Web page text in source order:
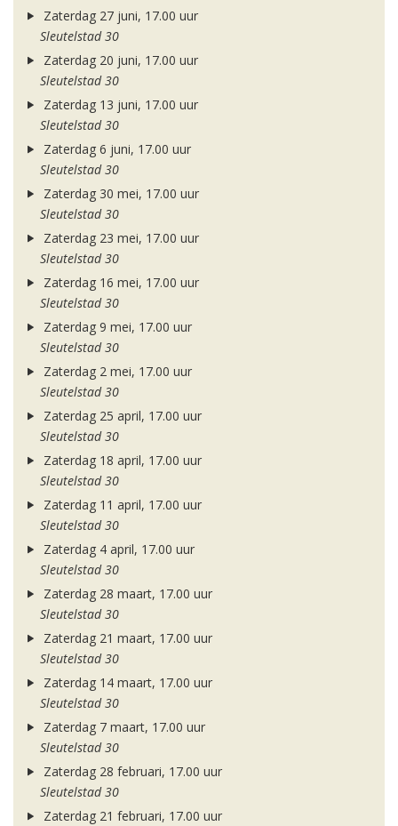
Zaterdag 27 juni, 17.00 uur
Sleutelstad 30
Zaterdag 20 juni, 17.00 uur
Sleutelstad 30
Zaterdag 13 juni, 17.00 uur
Sleutelstad 30
Zaterdag 6 juni, 17.00 uur
Sleutelstad 30
Zaterdag 30 mei, 17.00 uur
Sleutelstad 30
Zaterdag 23 mei, 17.00 uur
Sleutelstad 30
Zaterdag 16 mei, 17.00 uur
Sleutelstad 30
Zaterdag 9 mei, 17.00 uur
Sleutelstad 30
Zaterdag 2 mei, 17.00 uur
Sleutelstad 30
Zaterdag 25 april, 17.00 uur
Sleutelstad 30
Zaterdag 18 april, 17.00 uur
Sleutelstad 30
Zaterdag 11 april, 17.00 uur
Sleutelstad 30
Zaterdag 4 april, 17.00 uur
Sleutelstad 30
Zaterdag 28 maart, 17.00 uur
Sleutelstad 30
Zaterdag 21 maart, 17.00 uur
Sleutelstad 30
Zaterdag 14 maart, 17.00 uur
Sleutelstad 30
Zaterdag 7 maart, 17.00 uur
Sleutelstad 30
Zaterdag 28 februari, 17.00 uur
Sleutelstad 30
Zaterdag 21 februari, 17.00 uur